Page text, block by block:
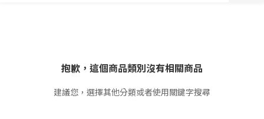
抱歉，這個商品類別沒有相關商品
建議您，選擇其他分類或者使用關鍵字搜尋